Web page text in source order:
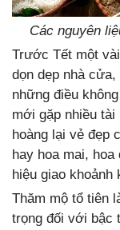
Các nguyên
Trước Tết một
dọn dẹp nhà
những điều
mới gặp nhiều
hoàng lại vẻ đẹp
hay hoa mai,
hiệu giao khoảnh
Thăm mộ tổ tiên
trọng đối với bậc